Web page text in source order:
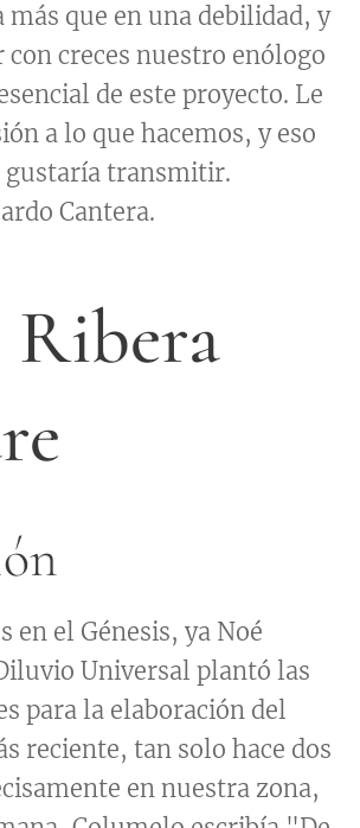
que en una debilidad, y
con creces nuestro enólogo
de este proyecto. Le
a lo que hacemos, y eso
gustaría transmitir.
Cantera.
en el Génesis, ya Noé
Universal plantó las
para la elaboración del
reciente, tan solo hace dos
en nuestra zona,